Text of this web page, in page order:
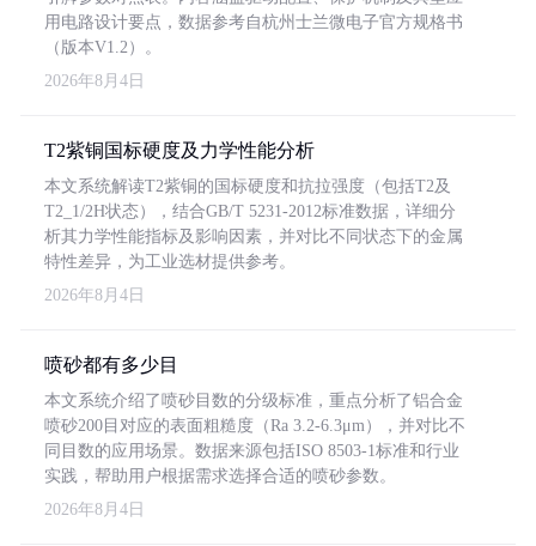
用电路设计要点，数据参考自杭州士兰微电子官方规格书
（版本V1.2）。
2026年8月4日
T2紫铜国标硬度及力学性能分析
本文系统解读T2紫铜的国标硬度和抗拉强度（包括T2及
T2_1/2H状态），结合GB/T 5231-2012标准数据，详细分
析其力学性能指标及影响因素，并对比不同状态下的金属
特性差异，为工业选材提供参考。
2026年8月4日
喷砂都有多少目
本文系统介绍了喷砂目数的分级标准，重点分析了铝合金
喷砂200目对应的表面粗糙度（Ra 3.2-6.3μm），并对比不
同目数的应用场景。数据来源包括ISO 8503-1标准和行业
实践，帮助用户根据需求选择合适的喷砂参数。
2026年8月4日